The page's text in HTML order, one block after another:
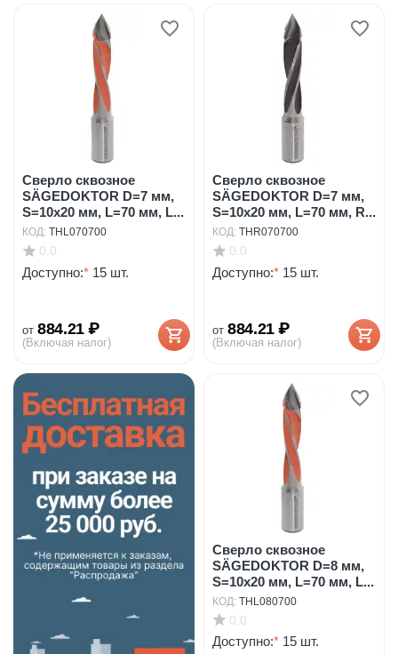
Сверло сквозное
SÄGEDOKTOR D=7 мм,
S=10x20 мм, L=70 мм, L...
КОД: THL070700
0.0
Доступно:* 15 шт.
от 884.21 ₽
(Включая налог)
Сверло сквозное
SÄGEDOKTOR D=7 мм,
S=10x20 мм, L=70 мм, R...
КОД: THR070700
0.0
Доступно:* 15 шт.
от 884.21 ₽
(Включая налог)
Сверло сквозное
SÄGEDOKTOR D=8 мм,
S=10x20 мм, L=70 мм, L...
КОД: THL080700
0.0
Доступно:* 15 шт.